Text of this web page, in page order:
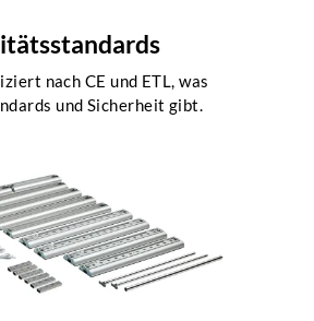
nach CE und ETL, was
und Sicherheit gibt.